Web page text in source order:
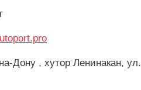
Дону , хутор Ленинакан, ул.